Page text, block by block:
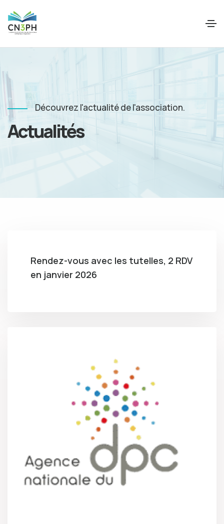
Découvrez l'actualité de l'association.
Actualités
Rendez-vous avec les tutelles, 2 RDV
en janvier 2026